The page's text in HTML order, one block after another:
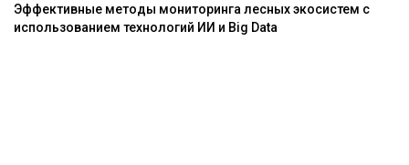
Эффективные методы мониторинга лесных экосистем с
использованием технологий ИИ и Big Data